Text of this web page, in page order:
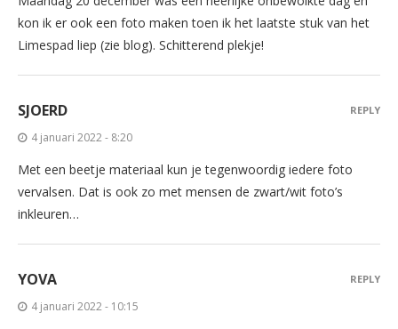
kon ik er ook een foto maken toen ik het laatste stuk van het
Limespad liep (zie blog). Schitterend plekje!
SJOERD
4 januari 2022 - 8:20
Met een beetje materiaal kun je tegenwoordig iedere foto
vervalsen. Dat is ook zo met mensen de zwart/wit foto’s
inkleuren…
REPLY
YOVA
4 januari 2022 - 10:15
REPLY